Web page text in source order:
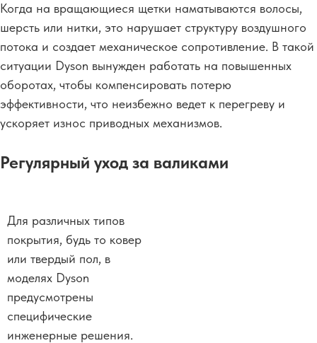
Когда на вращающиеся щетки наматываются волосы,
шерсть или нитки, это нарушает структуру воздушного
потока и создает механическое сопротивление. В такой
ситуации Dyson вынужден работать на повышенных
оборотах, чтобы компенсировать потерю
эффективности, что неизбежно ведет к перегреву и
ускоряет износ приводных механизмов.
Регулярный уход за валиками
Для различных типов
покрытия, будь то ковер
или твердый пол, в
моделях Dyson
предусмотрены
специфические
инженерные решения.